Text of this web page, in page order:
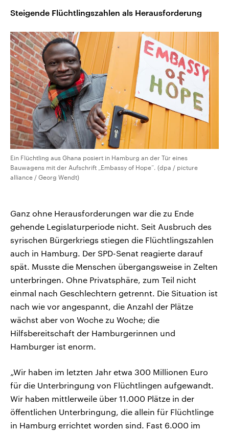
Steigende Flüchtlingszahlen als Herausforderung
Ein Flüchtling aus Ghana posiert in Hamburg an der Tür eines
Bauwagens mit der Aufschrift „Embassy of Hope“. (dpa / picture
alliance / Georg Wendt)
Ganz ohne Herausforderungen war die zu Ende
gehende Legislaturperiode nicht. Seit Ausbruch des
syrischen Bürgerkriegs stiegen die Flüchtlingszahlen
auch in Hamburg. Der SPD-Senat reagierte darauf
spät. Musste die Menschen übergangsweise in Zelten
unterbringen. Ohne Privatsphäre, zum Teil nicht
einmal nach Geschlechtern getrennt. Die Situation ist
nach wie vor angespannt, die Anzahl der Plätze
wächst aber von Woche zu Woche; die
Hilfsbereitschaft der Hamburgerinnen und
Hamburger ist enorm.
„Wir haben im letzten Jahr etwa 300 Millionen Euro
für die Unterbringung von Flüchtlingen aufgewandt.
Wir haben mittlerweile über 11.000 Plätze in der
öffentlichen Unterbringung, die allein für Flüchtlinge
in Hamburg errichtet worden sind. Fast 6.000 im